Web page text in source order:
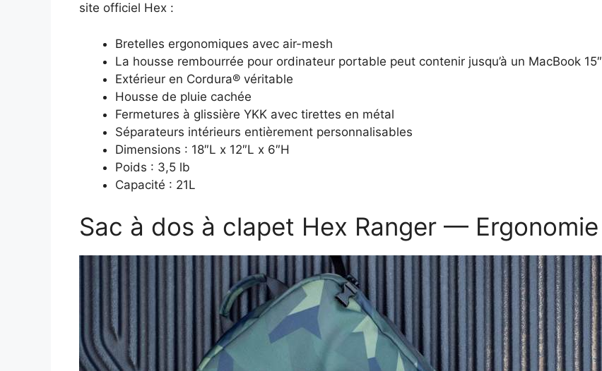
site officiel Hex :
Bretelles ergonomiques avec air-mesh
La housse rembourrée pour ordinateur portable peut contenir jusqu’à un MacBook 15″
Extérieur en Cordura® véritable
Housse de pluie cachée
Fermetures à glissière YKK avec tirettes en métal
Séparateurs intérieurs entièrement personnalisables
Dimensions : 18″L x 12″L x 6″H
Poids : 3,5 lb
Capacité : 21L
Sac à dos à clapet Hex Ranger — Ergonomie